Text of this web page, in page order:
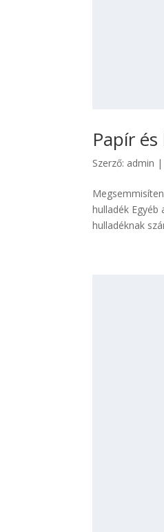
Papír
Szerző: admin
hulladék Egyéb
hulladéknak